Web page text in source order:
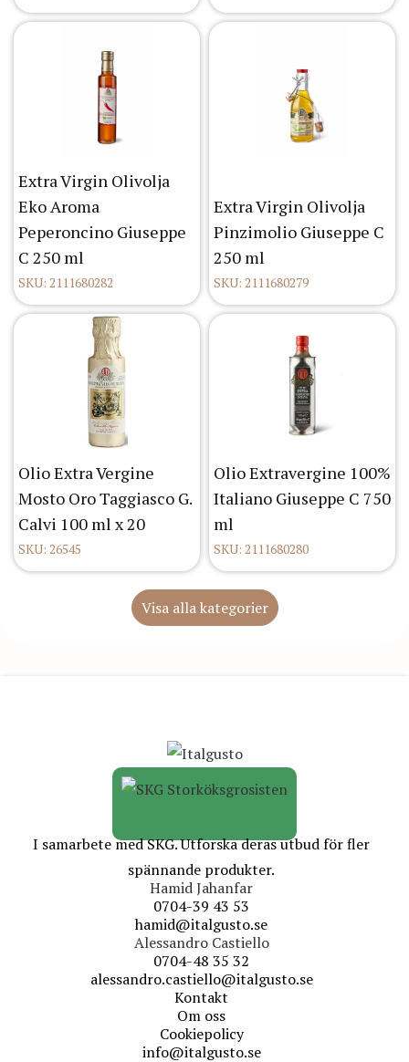
Extra Virgin Olivolja
Eko Aroma
Peperoncino Giuseppe
C 250 ml
SKU: 2111680282
Extra Virgin Olivolja
Pinzimolio Giuseppe C
250 ml
SKU: 2111680279
Olio Extra Vergine
Mosto Oro Taggiasco G.
Calvi 100 ml x 20
SKU: 26545
Olio Extravergine 100%
Italiano Giuseppe C 750
ml
SKU: 2111680280
Visa alla kategorier
I samarbete med SKG. Utforska deras utbud för fler
spännande produkter.
Hamid Jahanfar
0704-39 43 53
hamid@italgusto.se
Alessandro Castiello
0704-48 35 32
alessandro.castiello@italgusto.se
Kontakt
Om oss
Cookiepolicy
info@italgusto.se